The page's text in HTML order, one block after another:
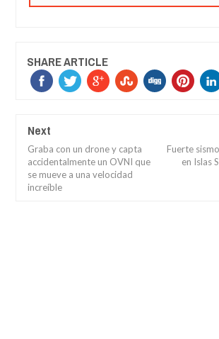
SHARE ARTICLE
Next
Graba con un drone y capta
accidentalmente un OVNI que
se mueve a una velocidad
increíble
Fuerte
en Islas